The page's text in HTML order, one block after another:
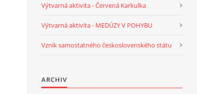
Výtvarná aktivita - Červená Karkulka
Výtvarná aktivita - MEDÚZY V POHYBU
Vznik samostatného československého státu
ARCHIV